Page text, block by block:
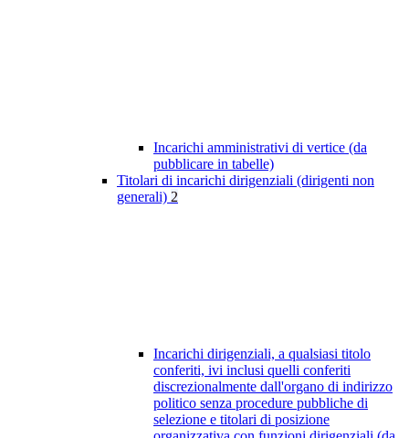
Incarichi amministrativi di vertice (da
pubblicare in tabelle)
Titolari di incarichi dirigenziali (dirigenti non
generali) 2
Incarichi dirigenziali, a qualsiasi titolo
conferiti, ivi inclusi quelli conferiti
discrezionalmente dall'organo di indirizzo
politico senza procedure pubbliche di
selezione e titolari di posizione